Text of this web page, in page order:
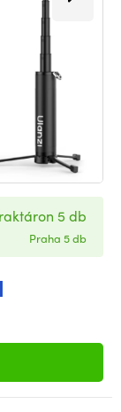
5 db
Praha 5 db